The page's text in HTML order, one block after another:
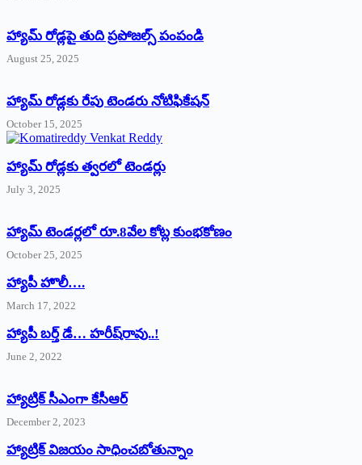
హ్యామ్‌ రోడ్లపై తుది ప్రపోజల్స్‌ పంపండి
August 25, 2025
హ్యామ్‌ రోడ్లకు రేపు టెండరు నోటిఫికేషన్‌
October 15, 2025
హ్యామ్‌ రోడ్లకు త్వరలో టెండర్లు
July 3, 2025
హ్యామ్‌ ‌టెండర్లలో రూ.8వేల కోట్ల కుంభకోణం
October 25, 2025
హ్యాపీ హొలీ….
March 17, 2022
హ్యాపీ బర్త్ ‌డే… హరీష్‌రావు..!
June 2, 2022
హ్యాట్రిక్‌ ‌సీఎంగా కేసీఆర్‌
December 2, 2023
హ్యాట్రిక్‌ విజయం సాధించబోతున్నాం